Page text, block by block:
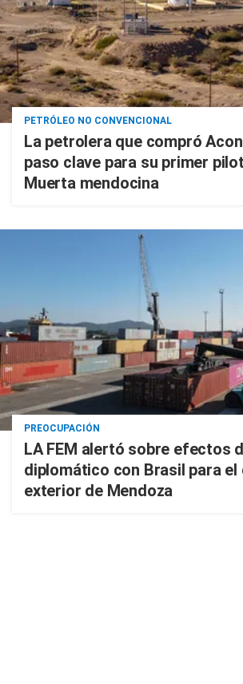
PETRÓLEO NO CONVENCIONAL
La petrolera que compró
paso clave para su primer
Muerta mendocina
PREOCUPACIÓN
LA FEM alertó sobre efectos
diplomático con Brasil para el
exterior de Mendoza